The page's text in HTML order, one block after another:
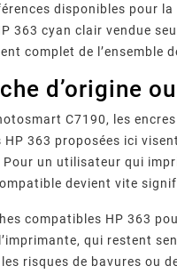
disponibles pour
363 cyan clair vendue
complet de l’ensemble
d’origine
C7190, les
HP 363 proposées ici
un utilisateur qui
devient vite
compatibles HP 363
qui restent
risques de bavures ou